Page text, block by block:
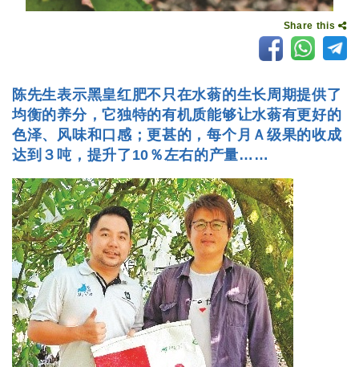
Share this
陈先生表示黑皇红肥不只在水蓊的生长周期提供了
均衡的养分，它独特的有机质能够让水蓊有更好的
色泽、风味和口感；更甚的，每个月Ａ级果的收成
达到３吨，提升了10％左右的产量……